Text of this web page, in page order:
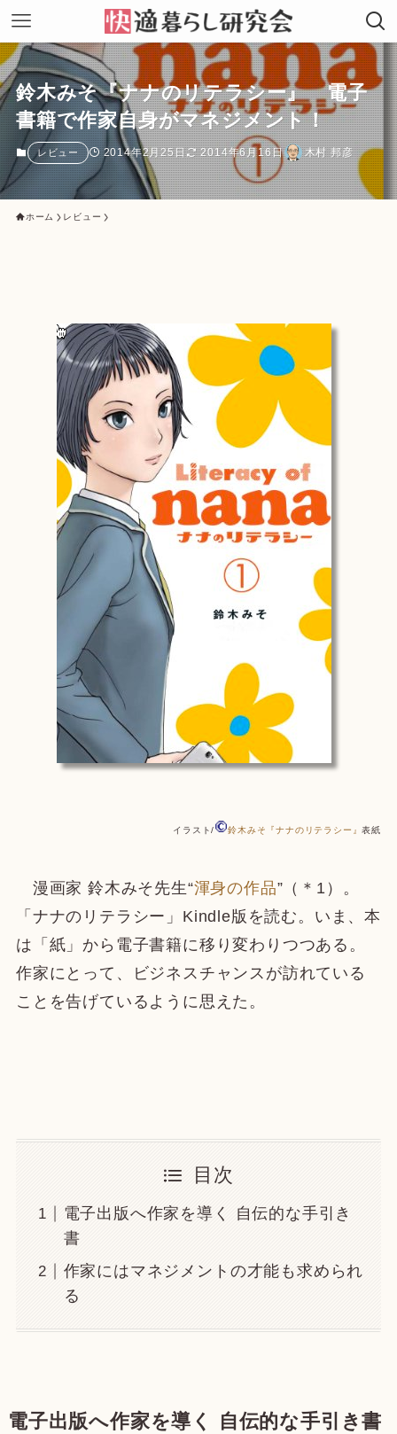
鈴木みそ『ナナのリテラシー』 電子
書籍で作家自身がマネジメント！
レビュー 2014年2月25日 2014年6月16日 木村 邦彦
ホーム レビュー
イラスト/ 鈴木みそ『ナナのリテラシー』表紙
漫画家 鈴木みそ先生“渾身の作品”（＊1）。
「ナナのリテラシー」Kindle版を読む。いま、本
は「紙」から電子書籍に移り変わりつつある。
作家にとって、ビジネスチャンスが訪れている
ことを告げているように思えた。
目次
電子出版へ作家を導く 自伝的な手引き
書
作家にはマネジメントの才能も求められ
る
電子出版へ作家を導く 自伝的な手引き書